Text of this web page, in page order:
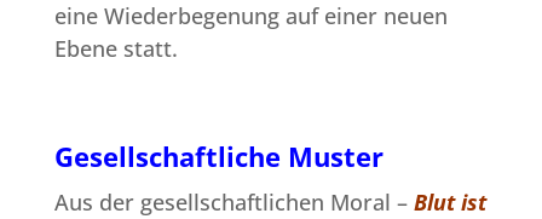
eine Wiederbegenung auf einer neuen
Ebene statt.
Gesellschaftliche Muster
Aus der gesellschaftlichen Moral – Blut ist